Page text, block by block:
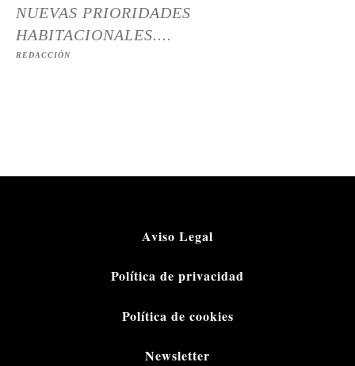
NUEVAS PRIORIDADES
HABITACIONALES....
REDACCIÓN
Aviso Legal
Política de privacidad
Política de cookies
Newsletter